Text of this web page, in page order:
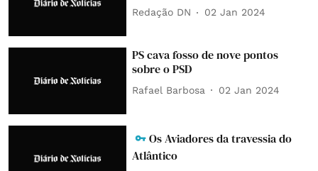
Redação DN 02 Jan 2024
PS cava fosso de nove pontos
sobre o PSD
Rafael Barbosa 02 Jan 2024
Os Aviadores da travessia do
Atlântico